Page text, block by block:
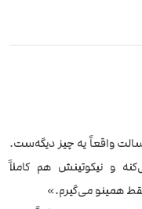
واقعاً یه چیز دیگه‌ست.
و نیکوتینش هم کاملاً
همینو می‌گیرم.»